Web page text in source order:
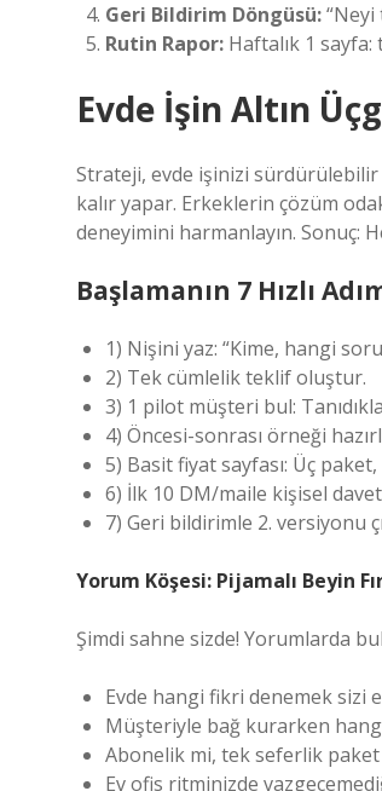
Geri Bildirim Döngüsü:
Rutin Rapor: Haftalık 1
Evde İşin Altın
Strateji, evde işinizi sürdürülebilir
kalır yapar. Erkeklerin çözüm
deneyimini harmanlayın. Sonuç:
Başlamanın 7 Hızlı
1) Nişini yaz: “Kime, hangi
2) Tek cümlelik teklif oluştur.
3) 1 pilot müşteri bul:
4) Öncesi-sonrası örneği
5) Basit fiyat sayfası: Üç
6) İlk 10 DM/maile kişisel
7) Geri bildirimle 2. versiyonu
Yorum Köşesi: Pijamalı Beyin
Şimdi sahne sizde! Yorumlarda
Evde hangi fikri denemek sizi
Müşteriyle bağ kurarken
Abonelik mi, tek seferlik
Ev ofis ritminizde